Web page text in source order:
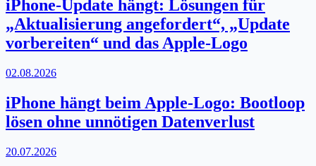
iPhone-Update hängt: Lösungen für
„Aktualisierung angefordert“, „Update
vorbereiten“ und das Apple-Logo
02.08.2026
iPhone hängt beim Apple-Logo: Bootloop
lösen ohne unnötigen Datenverlust
20.07.2026